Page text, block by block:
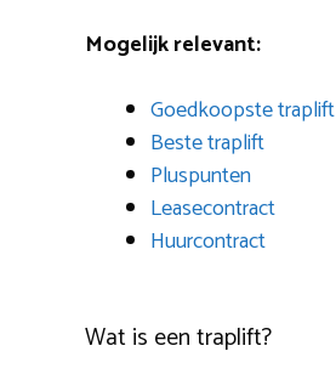
Mogelijk relevant:
Goedkoopste traplift
Beste traplift
Pluspunten
Leasecontract
Huurcontract
Wat is een traplift?